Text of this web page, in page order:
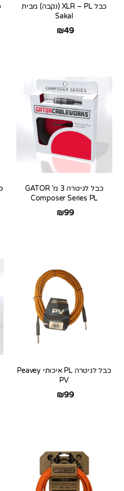
כבל XLR – PL (נקבה) מבית
Sakal
₪49
כבל לגיטרה 3 מ’ GATOR
Composer Series PL
₪99
כבל לגיטרה PL איכותי Peavey
PV
₪99